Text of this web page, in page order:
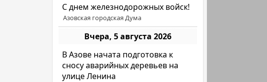
С днем железнодорожных войск!
Азовская городская Дума
Вчера, 5 августа 2026
В Азове начата подготовка к
сносу аварийных деревьев на
улице Ленина